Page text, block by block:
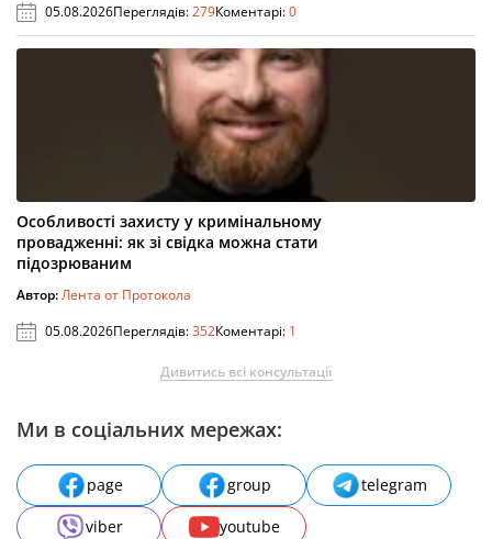
05.08.2026Переглядів:279Коментарі:0
Особливості захисту у кримінальному
провадженні: як зі свідка можна стати
підозрюваним
Автор:Лента от Протокола
05.08.2026Переглядів:352Коментарі: 1
Дивитись всі консультації
Ми в соціальних мережах:
page group
telegram
viber
youtube